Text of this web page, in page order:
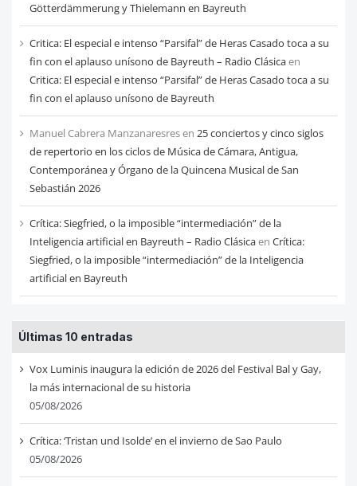
Götterdämmerung y Thielemann en Bayreuth
Critica: El especial e intenso “Parsifal” de Heras Casado toca a su
fin con el aplauso unísono de Bayreuth – Radio Clásicaen
Critica: El especial e intenso “Parsifal” de Heras Casado toca a su
fin con el aplauso unísono de Bayreuth
Manuel Cabrera Manzanaresresen 25 conciertos y cinco siglos
de repertorio en los ciclos de Música de Cámara, Antigua,
Contemporánea y Órgano de la Quincena Musical de San
Sebastián 2026
Crítica: Siegfried, o la imposible “intermediación” de la
Inteligencia artificial en Bayreuth – Radio Clásicaen Crítica:
Siegfried, o la imposible “intermediación” de la Inteligencia
artificial en Bayreuth
Últimas 10 entradas
Vox Luminis inaugura la edición de 2026 del Festival Bal y Gay,
la más internacional de su historia
05/08/2026
Crítica: ‘Tristan und Isolde’ en el invierno de Sao Paulo
05/08/2026